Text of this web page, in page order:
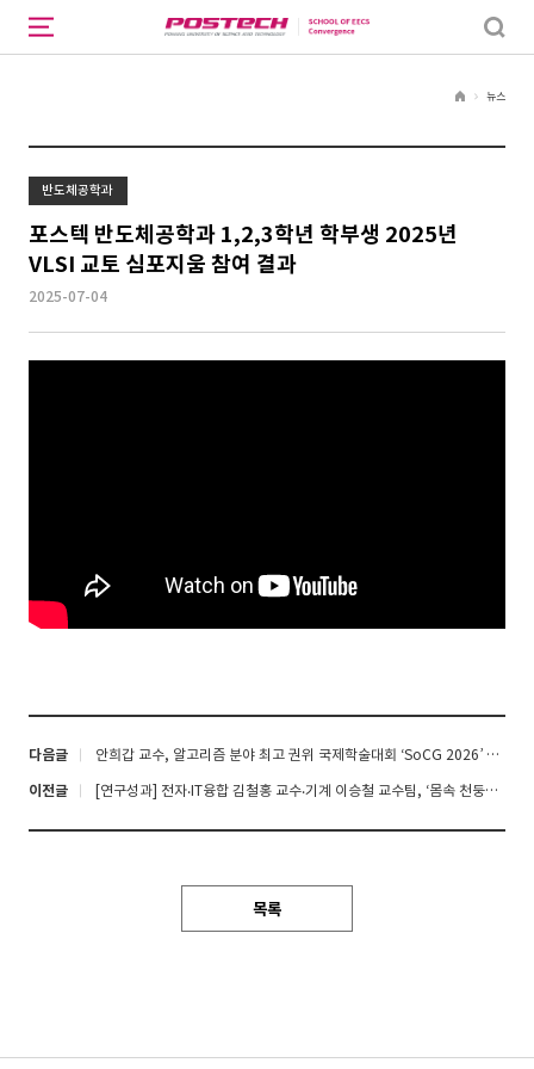
H
뉴스
반도체공학과
포스텍 반도체공학과 1,2,3학년 학부생 2025년
VLSI 교토 심포지움 참여 결과
2025-07-04
다음글 안희갑 교수, 알고리즘 분야 최고 권위 국제학술대회 ‘SoCG 2026’ 프로그램 위원장 선임…한국인 최초
이전글 [연구성과] 전자‧IT융합 김철홍 교수‧기계 이승철 교수팀, ‘몸속 천둥번개’, 딥러닝으로 더 빠르고 선명하게 혈관을 찍는다
목록